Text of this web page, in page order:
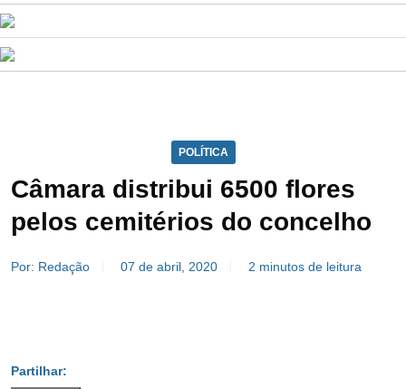
POLÍTICA
Câmara distribui 6500 flores
pelos cemitérios do concelho
Por: Redação 07 de abril, 2020 2 minutos de leitura